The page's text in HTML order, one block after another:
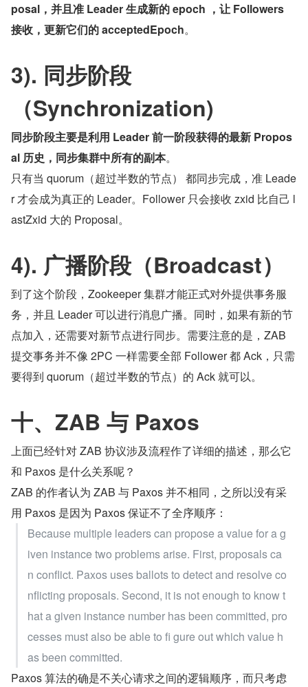
posal，并且准 Leader 生成新的 epoch ，让 Followers
接收，更新它们的 acceptedEpoch。
3). 同步阶段
（Synchronization)
同步阶段主要是利用 Leader 前一阶段获得的最新 Propos
al 历史，同步集群中所有的副本。
只有当 quorum（超过半数的节点） 都同步完成，准 Leade
r 才会成为真正的 Leader。Follower 只会接收 zxid 比自己 l
astZxid 大的 Proposal。
4). 广播阶段（Broadcast）
到了这个阶段，Zookeeper 集群才能正式对外提供事务服
务，并且 Leader 可以进行消息广播。同时，如果有新的节
点加入，还需要对新节点进行同步。需要注意的是，ZAB
提交事务并不像 2PC 一样需要全部 Follower 都 Ack，只需
要得到 quorum（超过半数的节点）的 Ack 就可以。
十、ZAB 与 Paxos
上面已经针对 ZAB 协议涉及流程作了详细的描述，那么它
和 Paxos 是什么关系呢？
ZAB 的作者认为 ZAB 与 Paxos 并不相同，之所以没有采
用 Paxos 是因为 Paxos 保证不了全序顺序：
Because multiple leaders can propose a value for a g
iven instance two problems arise. First, proposals ca
n conflict. Paxos uses ballots to detect and resolve co
nflicting proposals. Second, it is not enough to know t
hat a given instance number has been committed, pro
cesses must also be able to fi gure out which value h
as been committed.
Paxos 算法的确是不关心请求之间的逻辑顺序，而只考虑